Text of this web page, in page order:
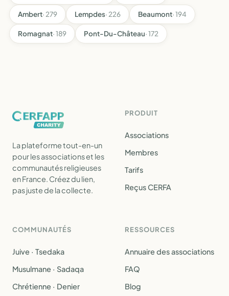
Ambert· 279 Lempdes· 226 Beaumont· 194
Romagnat· 189 Pont-Du-Château· 172
La plateforme tout-en-un
pour les associations et les
communautés religieuses
en France. Créez du lien,
pas juste de la collecte.
PRODUIT
Associations
Membres
Tarifs
Reçus CERFA
COMMUNAUTÉS
Juive · Tsedaka
Musulmane · Sadaqa
Chrétienne · Denier
RESSOURCES
Annuaire des associations
FAQ
Blog